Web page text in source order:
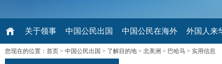
关于领事 中国公民出国 中国公民在海外 外国人来
您现在的位置： 首页 > 中国公民出国 > 了解目的地 > 北美洲 > 巴哈马 > 实用信息